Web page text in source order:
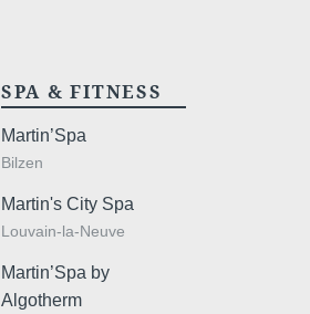
SPA & FITNESS
Martin’Spa
Bilzen
Martin's City Spa
Louvain-la-Neuve
Martin’Spa by
Algotherm